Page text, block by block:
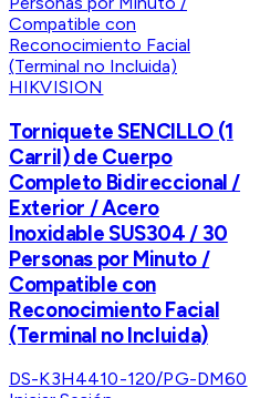
HIKVISION
Torniquete SENCILLO (1
Carril) de Cuerpo
Completo Bidireccional /
Exterior / Acero
Inoxidable SUS304 / 30
Personas por Minuto /
Compatible con
Reconocimiento Facial
(Terminal no Incluida)
DS-K3H4410-120/PG-DM60